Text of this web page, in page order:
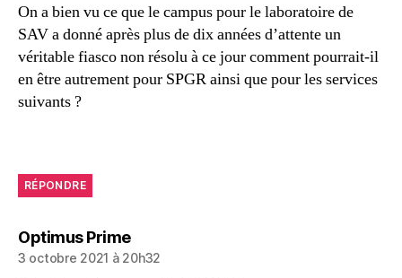
On a bien vu ce que le campus pour le laboratoire de
SAV a donné après plus de dix années d’attente un
véritable fiasco non résolu à ce jour comment pourrait-il
en être autrement pour SPGR ainsi que pour les services
suivants ?
RÉPONDRE
Optimus Primedit :
3 octobre 2021 à 20h32